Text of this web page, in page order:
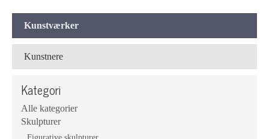
Kunstværker
Kunstnere
Kategori
Alle kategorier
Skulpturer